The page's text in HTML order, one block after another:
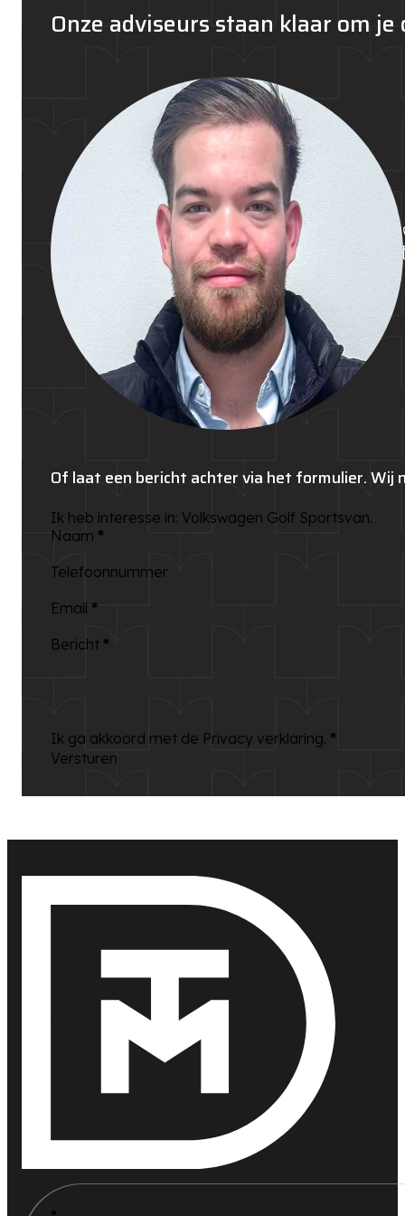
Onze adviseurs staan klaar om
Of laat een bericht achter via het formulier. Wij
Ik heb interesse in: Volkswagen Golf Sportsvan.
Naam *
Telefoonnummer
Email *
Bericht *
Ik ga akkoord met de Privacy verklaring. *
Versturen